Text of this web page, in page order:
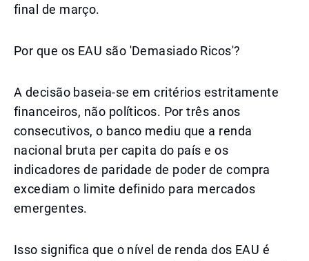
final de março.
Por que os EAU são 'Demasiado Ricos'?
A decisão baseia-se em critérios estritamente
financeiros, não políticos. Por três anos
consecutivos, o banco mediu que a renda
nacional bruta per capita do país e os
indicadores de paridade de poder de compra
excediam o limite definido para mercados
emergentes.
Isso significa que o nível de renda dos EAU é